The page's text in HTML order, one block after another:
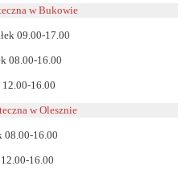
w Bukowie
09.00-17.00
08.00-16.00
12.00-16.00
w Olesznie
08.00-16.00
16.00